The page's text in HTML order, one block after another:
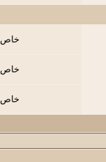
خاص
خاص
خاص